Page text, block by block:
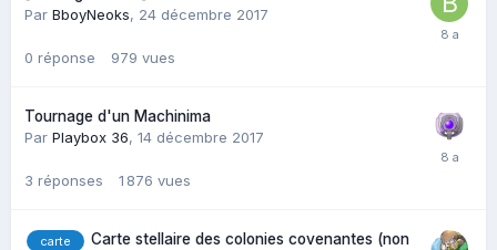
Par BboyNeoks, 24 décembre 2017
0 réponse 979 vues
Tournage d'un Machinima
Par Playbox 36, 14 décembre 2017
3 réponses 1 876 vues
carte
Carte stellaire des colonies covenantes (non